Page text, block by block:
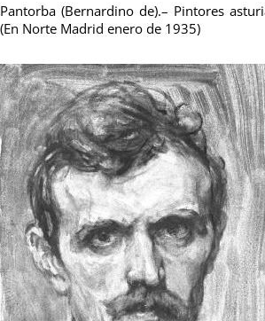
Pantorba (Bernardino de).– Pintores
(En Norte Madrid enero de 1935)